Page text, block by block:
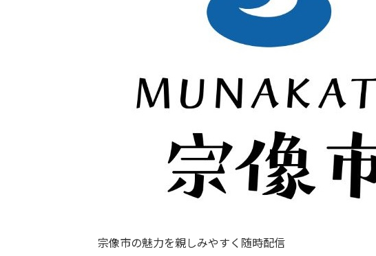
宗像市の魅力を親しみやすく随時配信